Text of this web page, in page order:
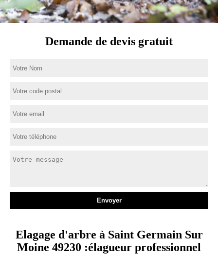
Demande de devis gratuit
Elagage d'arbre à Saint Germain Sur
Moine 49230 :élagueur professionnel